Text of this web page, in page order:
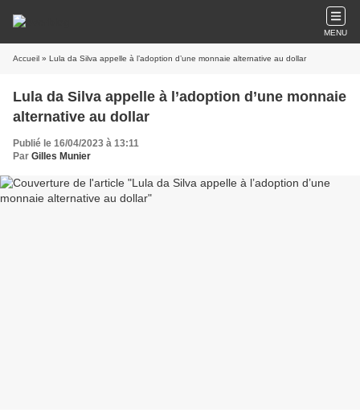
MENU
Accueil » Lula da Silva appelle à l’adoption d’une monnaie alternative au dollar
Lula da Silva appelle à l’adoption d’une monnaie
alternative au dollar
Publié le 16/04/2023 à 13:11
Par Gilles Munier